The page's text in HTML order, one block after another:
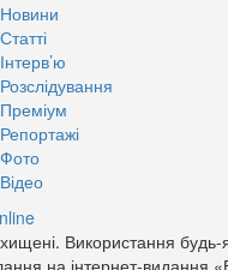
Новини
Статті
Інтерв’ю
Розслідування
Преміум
Репортажі
Фото
Відео
Використання